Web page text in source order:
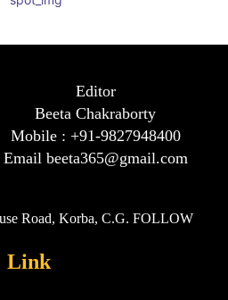
Editor
Beeta Chakraborty
Mobile : +91-9827948400
Email beeta365@gmail.com
Road, Korba, C.G. FOLLOW
Link